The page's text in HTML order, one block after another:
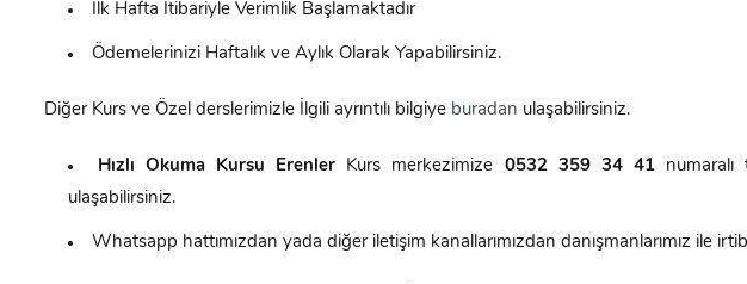
İlk Hafta İtibariyle Verimlik Başlamaktadır
Ödemelerinizi Haftalık ve Aylık Olarak Yapabilirsiniz.
Diğer Kurs ve Özel derslerimizle İlgili ayrıntılı bilgiye buradan ulaşabilirsiniz.
Hızlı Okuma Kursu Erenler Kurs merkezimize 0532 359 34 41numaralı
ulaşabilirsiniz.
Whatsapp hattımızdan yada diğer iletişim kanallarımızdan danışmanlarımız ile